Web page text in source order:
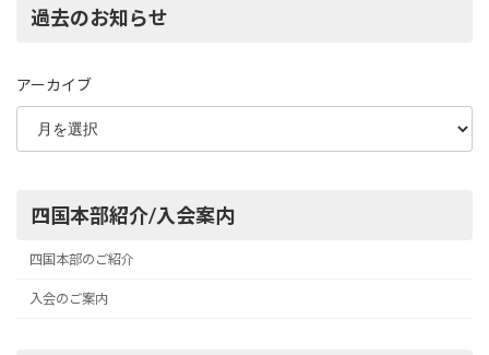
過去のお知らせ
アーカイブ
四国本部紹介/入会案内
四国本部のご紹介
入会のご案内